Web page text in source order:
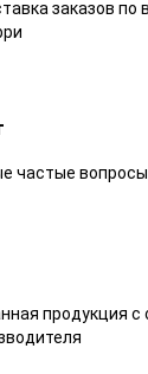
заказов по
частые вопросы
продукция с